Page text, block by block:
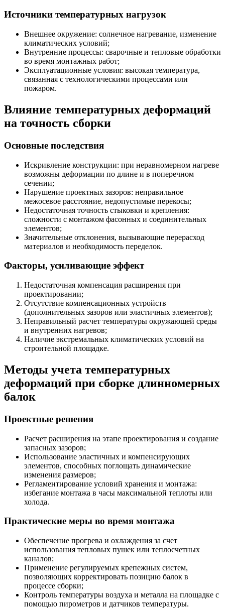
Источники температурных нагрузок
Внешнее окружение: солнечное нагревание, изменение
климатических условий;
Внутренние процессы: сварочные и тепловые обработки
во время монтажных работ;
Эксплуатационные условия: высокая температура,
связанная с технологическими процессами или
пожаром.
Влияние температурных деформаций
на точность сборки
Основные последствия
Искривление конструкции: при неравномерном нагреве
возможны деформации по длине и в поперечном
сечении;
Нарушение проектных зазоров: неправильное
межосевое расстояние, недопустимые перекосы;
Недостаточная точность стыковки и крепления:
сложности с монтажом фасонных и соединительных
элементов;
Значительные отклонения, вызывающие перерасход
материалов и необходимость переделок.
Факторы, усиливающие эффект
Недостаточная компенсация расширения при
проектировании;
Отсутствие компенсационных устройств
(дополнительных зазоров или эластичных элементов);
Неправильный расчет температуры окружающей среды
и внутренних нагревов;
Наличие экстремальных климатических условий на
строительной площадке.
Методы учета температурных
деформаций при сборке длинномерных
балок
Проектные решения
Расчет расширения на этапе проектирования и создание
запасных зазоров;
Использование эластичных и компенсирующих
элементов, способных поглощать динамические
изменения размеров;
Регламентирование условий хранения и монтажа:
избегание монтажа в часы максимальной теплоты или
холода.
Практические меры во время монтажа
Обеспечение прогрева и охлаждения за счет
использования тепловых пушек или теплосчетных
каналов;
Применение регулируемых крепежных систем,
позволяющих корректировать позицию балок в
процессе сборки;
Контроль температуры воздуха и металла на площадке с
помощью пирометров и датчиков температуры.